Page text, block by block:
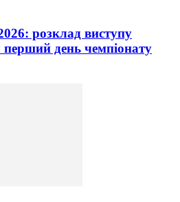
розклад виступу
перший день чемпіонату